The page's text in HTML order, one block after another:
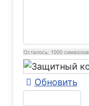
Осталось: 1000 символов
Обновить